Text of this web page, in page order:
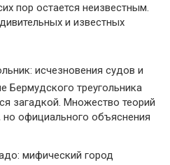
пор остается неизвестным.
и известных
исчезновения судов и
Бермудского треугольника
загадкой. Множество теорий
официального объяснения
мифический город